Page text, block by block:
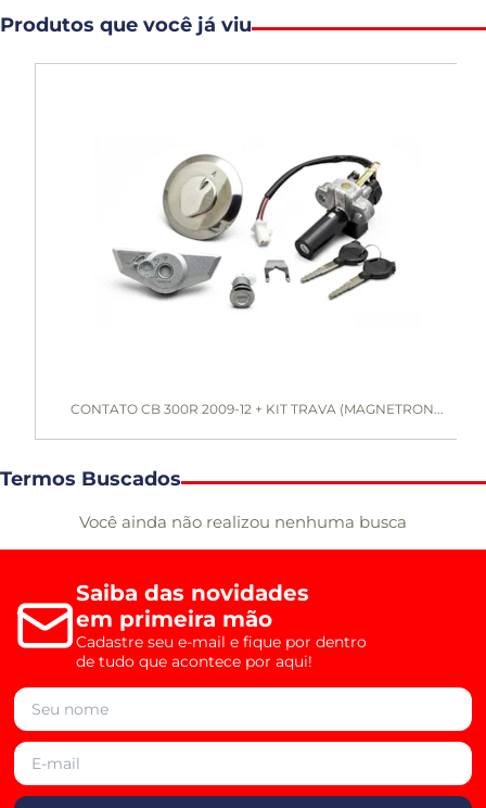
Produtos que você já viu
CONTATO CB 300R 2009-12 + KIT TRAVA (MAGNETRON...
Termos Buscados
Você ainda não realizou nenhuma busca
Saiba das novidades
em primeira mão
Cadastre seu e-mail e fique por dentro
de tudo que acontece por aqui!